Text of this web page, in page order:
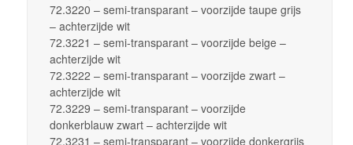
72.3220 – semi-transparant – voorzijde taupe grijs
– achterzijde wit
72.3221 – semi-transparant – voorzijde beige –
achterzijde wit
72.3222 – semi-transparant – voorzijde zwart –
achterzijde wit
72.3229 – semi-transparant – voorzijde
donkerblauw zwart – achterzijde wit
72.3231 – semi-transparant – voorzijde donkergrijs